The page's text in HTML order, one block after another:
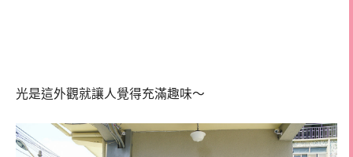
光是這外觀就讓人覺得充滿趣味～